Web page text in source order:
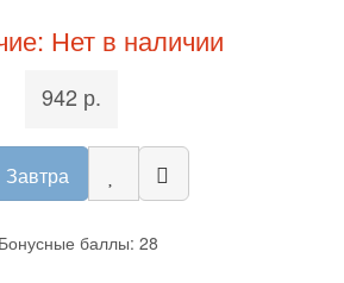
Нет в наличии
942 р.
Завтра
Бонусные баллы: 28